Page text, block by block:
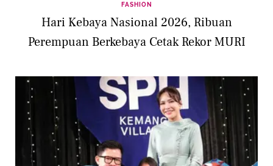
FASHION
Hari Kebaya Nasional 2026, Ribuan
Perempuan Berkebaya Cetak Rekor MURI